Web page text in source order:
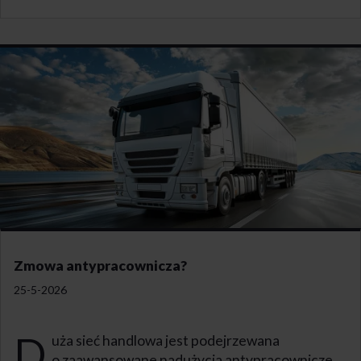
Zmowa antypracownicza?
25-5-2026
uża sieć handlowa jest podejrzewana